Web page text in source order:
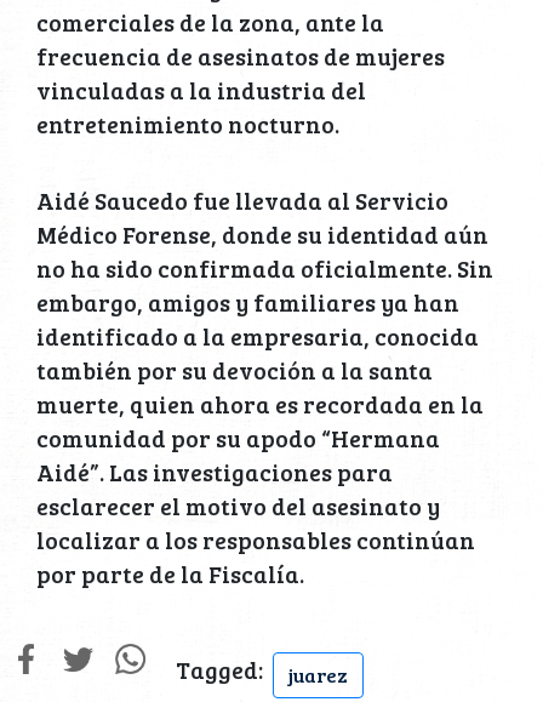
comerciales de la zona, ante la
frecuencia de asesinatos de mujeres
vinculadas a la industria del
entretenimiento nocturno.
Aidé Saucedo fue llevada al Servicio
Médico Forense, donde su identidad aún
no ha sido confirmada oficialmente. Sin
embargo, amigos y familiares ya han
identificado a la empresaria, conocida
también por su devoción a la santa
muerte, quien ahora es recordada en la
comunidad por su apodo “Hermana
Aidé”. Las investigaciones para
esclarecer el motivo del asesinato y
localizar a los responsables continúan
por parte de la Fiscalía.
Tagged: juarez